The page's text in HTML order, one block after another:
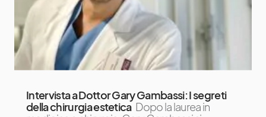
Intervista a Dottor Gary Gambassi: I segreti
della chirurgia estetica Dopo la laurea in